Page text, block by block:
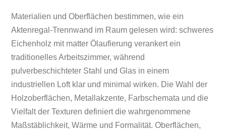
Materialien und Oberflächen bestimmen, wie ein
Aktenregal-Trennwand im Raum gelesen wird: schweres
Eichenholz mit matter Ölaufierung verankert ein
traditionelles Arbeitszimmer, während
pulverbeschichteter Stahl und Glas in einem
industriellen Loft klar und minimal wirken. Die Wahl der
Holzoberflächen, Metallakzente, Farbschemata und die
Vielfalt der Texturen definiert die wahrgenommene
Maßstäblichkeit, Wärme und Formalität. Oberflächen,